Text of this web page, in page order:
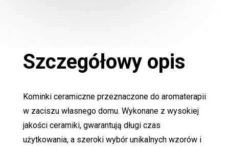
Szczegółowy opis
Kominki ceramiczne przeznaczone do aromaterapii
w zaciszu własnego domu. Wykonane z wysokiej
jakości ceramiki, gwarantują długi czas
użytkowania, a szeroki wybór unikalnych wzorów i